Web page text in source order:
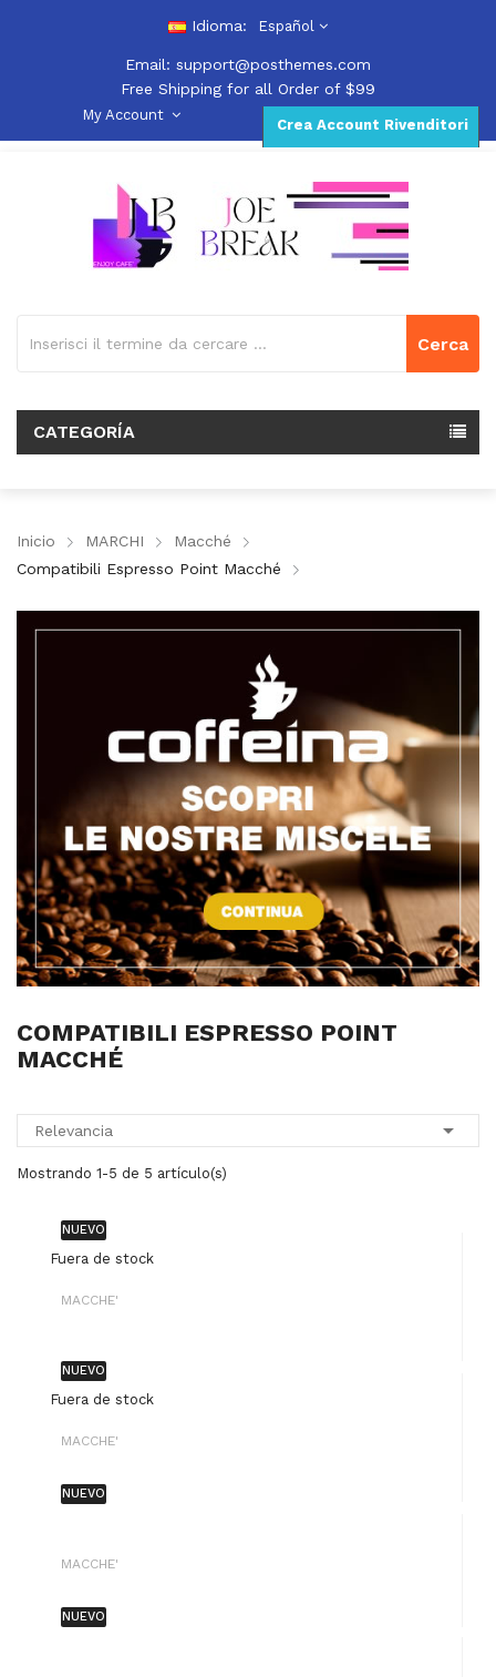
Idioma: Español
Email: support@posthemes.com
Free Shipping for all Order of $99
Crea Account Rivenditori
My Account
Cerca
CATEGORÍA
Inicio MARCHI
Macché
Compatibili Espresso Point Macché
COMPATIBILI ESPRESSO POINT
MACCHÉ
Relevancia 
Mostrando 1-5 de 5 artículo(s)
NUEVO
Fuera de stock
MACCHE'
NUEVO
Fuera de stock
MACCHE'
NUEVO
MACCHE'
NUEVO